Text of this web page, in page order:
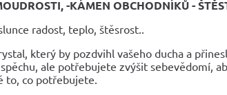
-KÁMEN OBCHODNÍKŮ -
radost, teplo, štěsrost..
který by pozdvihl vašeho ducha a
ale potřebujete zvýšit sebevědomí,
to, co potřebujete.